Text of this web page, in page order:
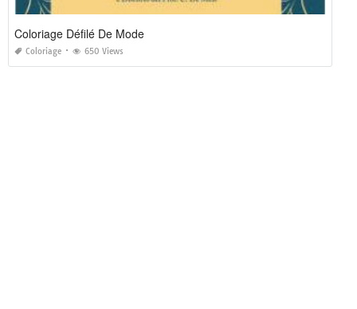
Coloriage Défilé De Mode
Coloriage 650 Views